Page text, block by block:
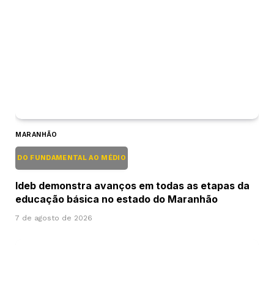
MARANHÃO
DO FUNDAMENTAL AO MÉDIO
Ideb demonstra avanços em todas as etapas da
educação básica no estado do Maranhão
7 de agosto de 2026